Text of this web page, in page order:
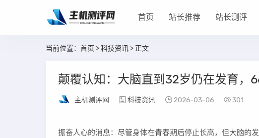
首页 站长推荐 站长测评
当前位置： 首页 >科技资讯 > 正文
颠覆认知：大脑直到32岁仍在发育，
主机测评网 科技资讯 2026-03-06 301
振奋人心的消息：尽管身体在青春期后停止长高，但大脑的发